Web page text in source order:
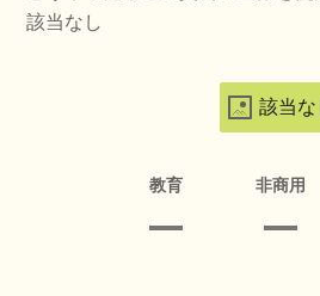
該当なし
該当な
教育 非商用